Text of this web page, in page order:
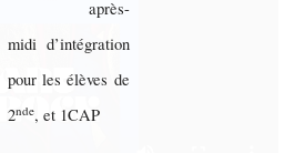
après-
midi d’intégration
pour les élèves de
2nde, et 1CAP